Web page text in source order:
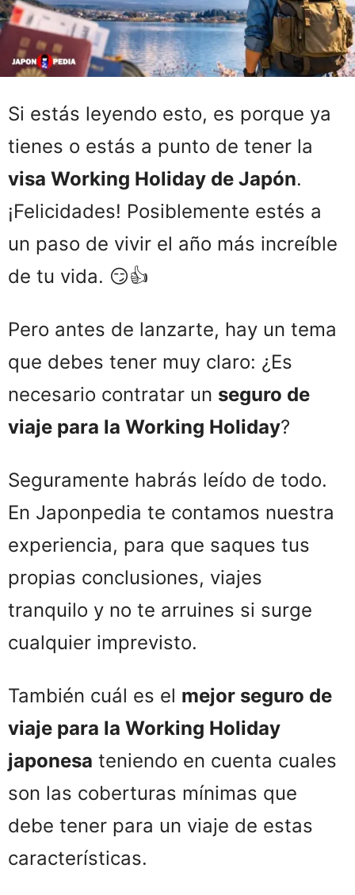
Si estás leyendo esto, es porque ya
tienes o estás a punto de tener la
visa Working Holiday de Japón.
¡Felicidades! Posiblemente estés a
un paso de vivir el año más increíble
de tu vida. 😏👍
Pero antes de lanzarte, hay un tema
que debes tener muy claro: ¿Es
necesario contratar un seguro de
viaje para la Working Holiday?
Seguramente habrás leído de todo.
En Japonpedia te contamos nuestra
experiencia, para que saques tus
propias conclusiones, viajes
tranquilo y no te arruines si surge
cualquier imprevisto.
También cuál es el mejor seguro de
viaje para la Working Holiday
japonesa teniendo en cuenta cuales
son las coberturas mínimas que
debe tener para un viaje de estas
características.